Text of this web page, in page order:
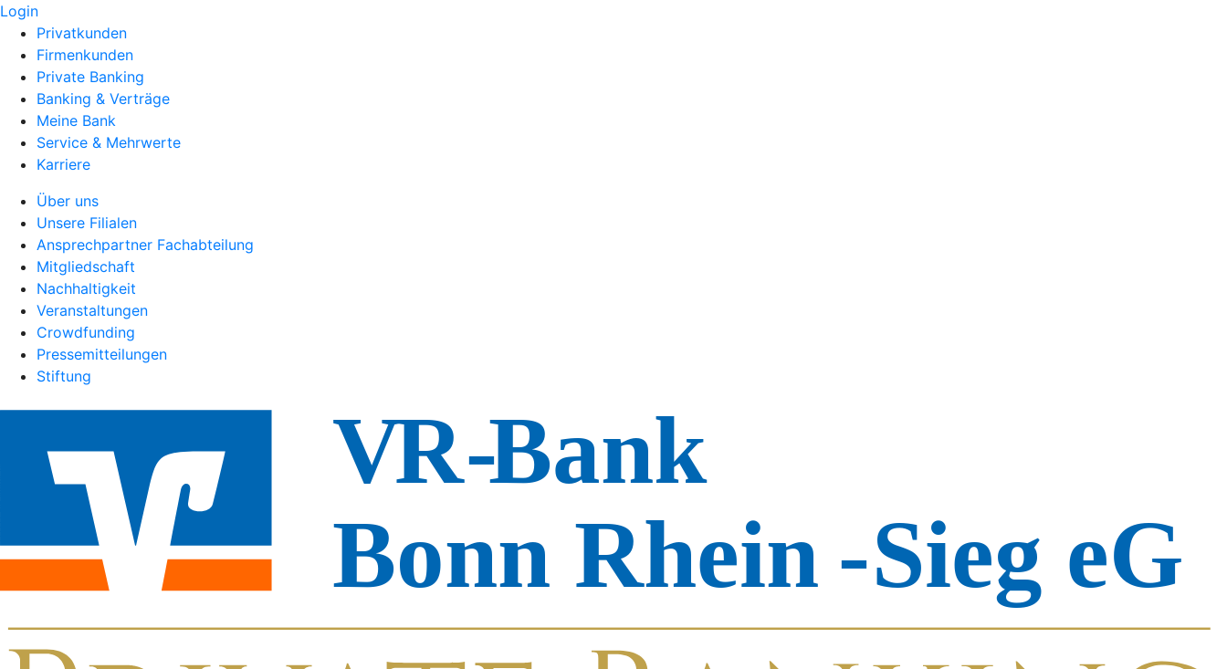
Login
Privatkunden
Firmenkunden
Private Banking
Banking & Verträge
Meine Bank
Service & Mehrwerte
Karriere
Über uns
Unsere Filialen
Ansprechpartner Fachabteilung
Mitgliedschaft
Nachhaltigkeit
Veranstaltungen
Crowdfunding
Pressemitteilungen
Stiftung